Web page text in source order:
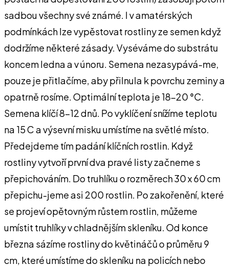
sadbou všechny své známé. I v amatérských
podmínkách lze vypěstovat rostliny ze semen když
dodržíme některé zásady. Vyséváme do substrátu
koncem ledna a v únoru. Semena nezasypává-me,
pouze je přitlačíme, aby přilnula k povrchu zeminy a
opatrně rosíme. Optimální teplota je 18-20 °C.
Semena klíčí 8-12 dnů. Po vyklíčení snížíme teplotu
na 15 C a výsevní misku umístíme na světlé místo.
Předejdeme tím padání klíčních rostlin. Když
rostliny vytvoří první dva pravé listy začneme s
přepichováním. Do truhlíku o rozměrech 30 x 60 cm
přepichu-jeme asi 200 rostlin. Po zakořenění, které
se projeví opětovným růstem rostlin, můžeme
umístit truhlíky v chladnějším skleníku. Od konce
března sázíme rostliny do květináčů o průměru 9
cm, které umístíme do skleníku na policích nebo